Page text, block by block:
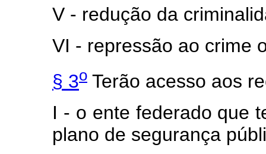
V - redução da
VI - repressão ao crime
§ 3o Terão acesso aos
I - o ente federado que
plano de segurança